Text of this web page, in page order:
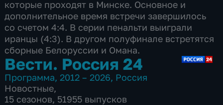
которые проходят в Минске. Основное и
дополнительное время встречи завершилось
со счетом 4:4. В серии пенальти выиграли
иранцы (4:3). В другом полуфинале встретятся
сборные Белоруссии и Омана.
Вести. Россия 24
Программа, 2012 – 2026, Россия
Новостные,
15 сезонов, 51955 выпусков